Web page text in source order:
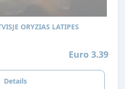
voor beginners.
redden in kouder water.
zijn zelfvoorzienend en
luchtsteen nodig; lavasteen split
BLAUW RIJSTVISJE ORYZIAS LATIPES
Euro 3.39
Details